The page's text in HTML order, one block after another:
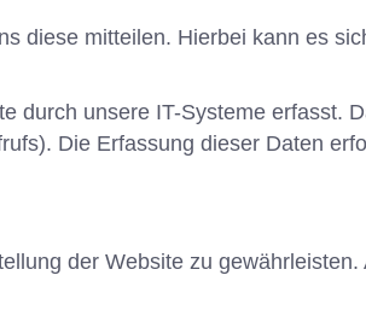
diese mitteilen. Hierbei kann es
durch unsere IT-Systeme erfasst.
Die Erfassung dieser Daten
der Website zu